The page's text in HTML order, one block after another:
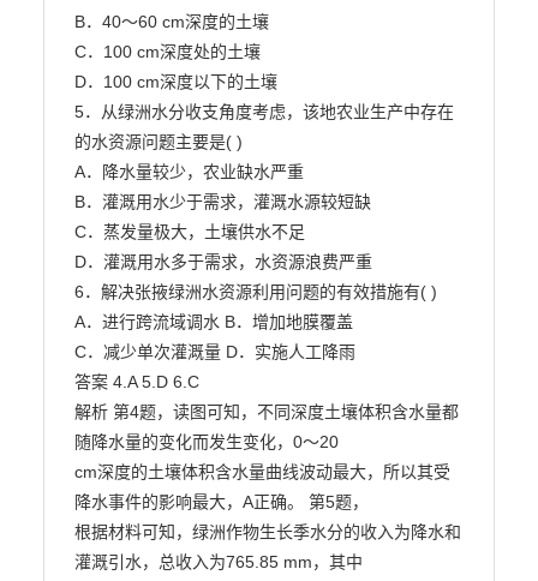
B．40～60 cm深度的土壤
C．100 cm深度处的土壤
D．100 cm深度以下的土壤
5．从绿洲水分收支角度考虑，该地农业生产中存在
的水资源问题主要是( )
A．降水量较少，农业缺水严重
B．灌溉用水少于需求，灌溉水源较短缺
C．蒸发量极大，土壤供水不足
D．灌溉用水多于需求，水资源浪费严重
6．解决张掖绿洲水资源利用问题的有效措施有( )
A．进行跨流域调水 B．增加地膜覆盖
C．减少单次灌溉量 D．实施人工降雨
答案 4.A 5.D 6.C
解析 第4题，读图可知，不同深度土壤体积含水量都
随降水量的变化而发生变化，0～20
cm深度的土壤体积含水量曲线波动最大，所以其受
降水事件的影响最大，A正确。 第5题，
根据材料可知，绿洲作物生长季水分的收入为降水和
灌溉引水，总收入为765.85 mm，其中